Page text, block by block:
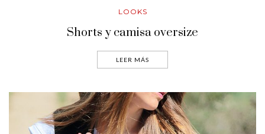
LOOKS
Shorts y camisa oversize
LEER MÁS